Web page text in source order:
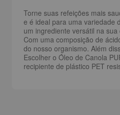
Torne suas refeições mais
e é ideal para uma variedade
um ingrediente versátil na sua
Com uma composição de
do nosso organismo. Além
Escolher o Óleo de Canola
recipiente de plástico PET